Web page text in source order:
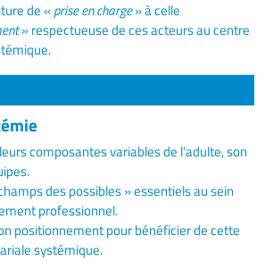
de «prise en charge» à celle
» respectueuse de ces acteurs au centre
composantes variables de l’adulte, son
des possibles » essentiels au sein
professionnel.
positionnement pour bénéficier de cette
systémique.